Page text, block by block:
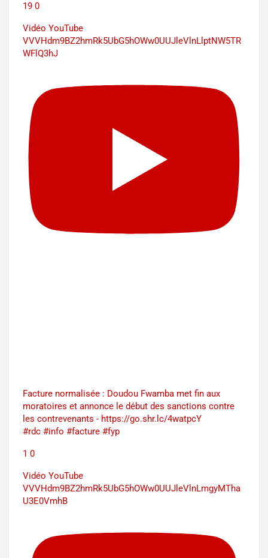
19 0
Vidéo YouTube
VVVHdm9BZ2hmRk5UbG5hOWw0UUJleVlnLlptNW5TR
WFlQ3hJ
Facture normalisée : Doudou Fwamba met fin aux
moratoires et annonce le début des sanctions contre
les contrevenants - https://go.shr.lc/4watpcY
#rdc #info #facture #fyp
1 0
Vidéo YouTube
VVVHdm9BZ2hmRk5UbG5hOWw0UUJleVlnLmgyMTha
U3E0VmhB